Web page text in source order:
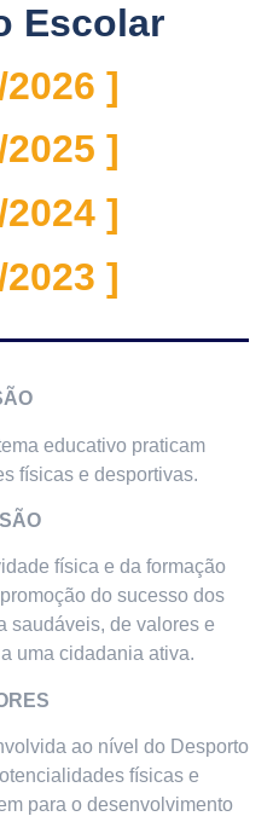
Escolar
]
]
]
]
educativo praticam
físicas e desportivas.
física e da formação
do sucesso dos
saudáveis, de valores e
uma cidadania ativa.
ao nível do Desporto
físicas e
para o desenvolvimento